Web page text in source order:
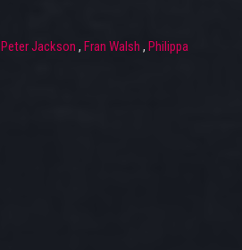
Peter Jackson , Fran Walsh , Philippa